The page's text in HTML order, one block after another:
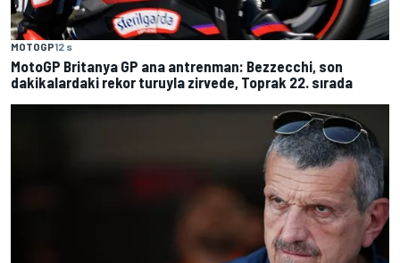
MOTOGP12 s
MotoGP Britanya GP ana antrenman: Bezzecchi, son
dakikalardaki rekor turuyla zirvede, Toprak 22. sırada